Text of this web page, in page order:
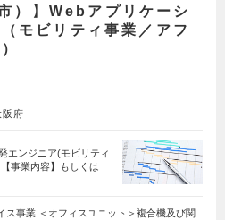
）】Webアプリケーシ
モビリティ事業／アフ
阪府
エンジニア(モビリティ
事業内容】もしくは
ス事業 ＜オフィスユニット＞複合機及び関